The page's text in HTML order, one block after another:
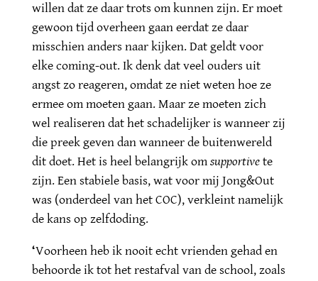
willen dat ze daar trots om kunnen zijn. Er moet
gewoon tijd overheen gaan eerdat ze daar
misschien anders naar kijken. Dat geldt voor
elke coming-out. Ik denk dat veel ouders uit
angst zo reageren, omdat ze niet weten hoe ze
ermee om moeten gaan. Maar ze moeten zich
wel realiseren dat het schadelijker is wanneer zij
die preek geven dan wanneer de buitenwereld
dit doet. Het is heel belangrijk omsupportivete
zijn. Een stabiele basis, wat voor mij Jong&Out
was (onderdeel van het COC), verkleint namelijk
de kans op zelfdoding.
‘Voorheen heb ik nooit echt vrienden gehad en
behoorde ik tot het restafval van de school, zoals